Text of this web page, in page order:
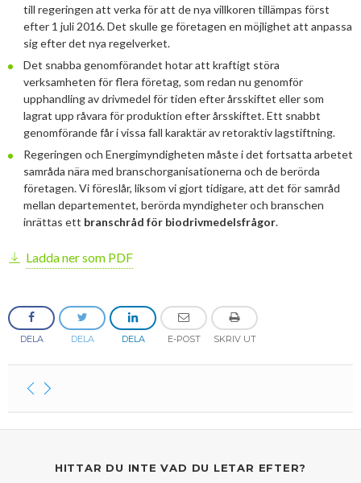
Mars
Februari
Maj
Mars
Februari
Januari
April
Mars
Augusti
April
Mars
Februari
Augusti
Juni
Maj
Mars
Januari
Oktober
September
Juni
Maj
Januari
Oktober
September
Juli
Juni
Mars
Februari
Maj
April
Mars
Februari
2017
November
Oktober
September
Juni
April
Februari
Januari
2016
November
Oktober
Augusti
Juli
Maj
April
Mars
Januari
2015
November
September
Augusti
Maj
Mars
Februari
2014
Juni
Maj
Mars
Februari
Januari
November
Oktober
Augusti
Maj
April
Februari
2012
December
September
Augusti
Juli
Mars
Februari
2011
November
Oktober
September
Juni
Maj
December
November
September
2009
December
November
Juli
Maj
2008
December
2007
till regeringen att verka för att de nya villkoren tillämpas först
efter 1 juli 2016. Det skulle ge företagen en möjlighet att anpassa
sig efter det nya regelverket.
Det snabba genomförandet hotar att kraftigt störa
verksamheten för flera företag, som redan nu genomför
upphandling av drivmedel för tiden efter årsskiftet eller som
lagrat upp råvara för produktion efter årsskiftet. Ett snabbt
genomförande får i vissa fall karaktär av retoraktiv lagstiftning.
Regeringen och Energimyndigheten måste i det fortsatta arbetet
samråda nära med branschorganisationerna och de berörda
företagen. Vi föreslår, liksom vi gjort tidigare, att det för samråd
mellan departementet, berörda myndigheter och branschen
inrättas ett branschråd för biodrivmedelsfrågor.
Ladda ner som PDF
DELA DELA DELA E-POST SKRIV UT
HITTAR DU INTE VAD DU LETAR EFTER?